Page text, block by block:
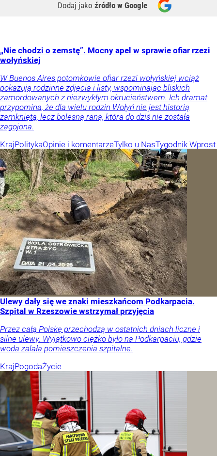
Dodaj jako źródło w Google
„Nie chodzi o zemstę”. Mocny apel w sprawie ofiar rzezi
wołyńskiej
W Buenos Aires potomkowie ofiar rzezi wołyńskiej wciąż
pokazują rodzinne zdjęcia i listy, wspominając bliskich
zamordowanych z niezwykłym okrucieństwem. Ich dramat
przypomina, że dla wielu rodzin Wołyń nie jest historią
zamkniętą, lecz bolesną raną, która do dziś nie została
zagojona.
KrajPolitykaOpinie i komentarzeTylko u NasTygodnik Wprost
Ulewy dały się we znaki mieszkańcom Podkarpacia.
Szpital w Rzeszowie wstrzymał przyjęcia
Przez całą Polskę przechodzą w ostatnich dniach liczne i
silne ulewy. Wyjątkowo ciężko było na Podkarpaciu, gdzie
woda zalała pomieszczenia szpitalne.
KrajPogodaŻycie